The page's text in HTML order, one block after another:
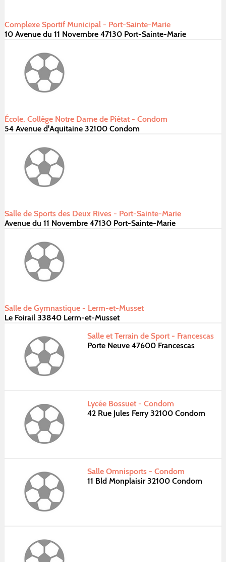
Complexe Sportif Municipal - Port-Sainte-Marie
10 Avenue du 11 Novembre 47130 Port-Sainte-Marie
École, Collège Notre Dame de Piétat - Condom
54 Avenue d'Aquitaine 32100 Condom
Salle de Sports des Deux Rives - Port-Sainte-Marie
Avenue du 11 Novembre 47130 Port-Sainte-Marie
Salle de Gymnastique - Lerm-et-Musset
Le Foirail 33840 Lerm-et-Musset
Salle et Terrain de Sport - Francescas
Porte Neuve 47600 Francescas
Lycée Bossuet - Condom
42 Rue Jules Ferry 32100 Condom
Salle Omnisports - Condom
11 Bld Monplaisir 32100 Condom